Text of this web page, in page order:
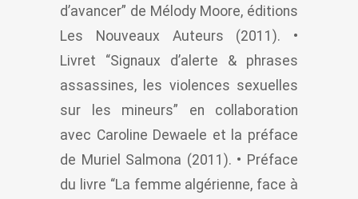
d’avancer” de Mélody Moore, éditions
Les Nouveaux Auteurs (2011). •
Livret “Signaux d’alerte & phrases
assassines, les violences sexuelles
sur les mineurs” en collaboration
avec Caroline Dewaele et la préface
de Muriel Salmona (2011). • Préface
du livre “La femme algérienne, face à